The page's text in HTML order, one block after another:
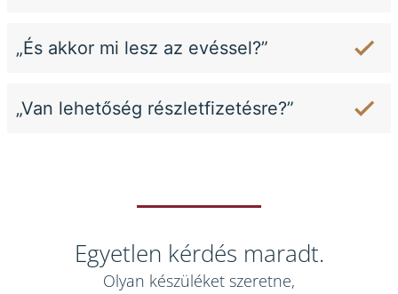
„És akkor mi lesz az evéssel?”
„Van lehetőség részletfizetésre?”
Egyetlen kérdés maradt.
Olyan készüléket szeretne,